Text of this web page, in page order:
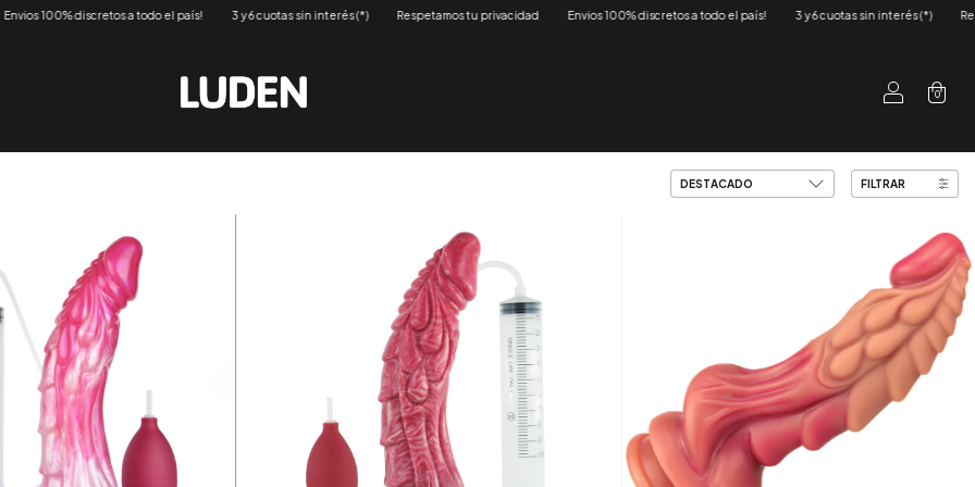
a todo el país! 3 y 6 cuotas sin interés (*) Respetamos tu privacidad Envios 100% discretos a todo el país! 3 y 6 cuotas sin interés (*) Respetamos tu
0
FILTRAR